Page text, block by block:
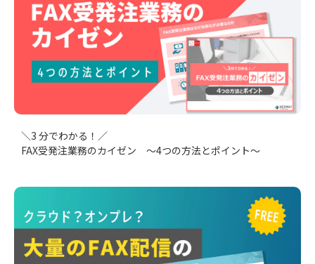
＼3 分でわかる！／
FAX受発注業務のカイゼン ～4つの方法とポイント～